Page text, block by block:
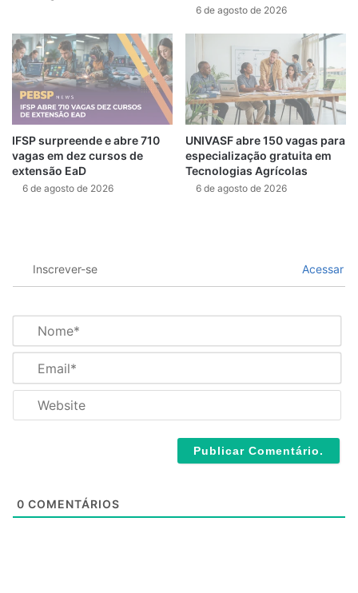
6 de agosto de 2026
IFSP surpreende e abre 710
vagas em dez cursos de
extensão EaD
6 de agosto de 2026
UNIVASF abre 150 vagas para
especialização gratuita em
Tecnologias Agrícolas
6 de agosto de 2026
Inscrever-se Acessar
m
*a
l
0 COMENTÁRIOS